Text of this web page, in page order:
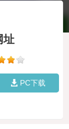
址
PC下载